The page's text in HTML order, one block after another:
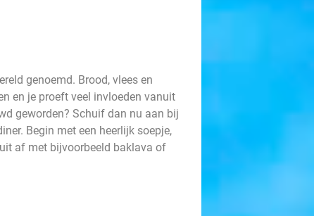
genoemd. Brood, vlees en
en je proeft veel invloeden vanuit
geworden? Schuif dan nu aan bij
Begin met een heerlijk soepje,
af met bijvoorbeeld baklava of